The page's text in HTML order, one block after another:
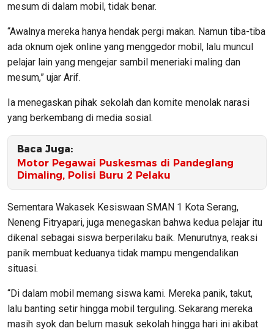
mesum di dalam mobil, tidak benar.
“Awalnya mereka hanya hendak pergi makan. Namun tiba-tiba
ada oknum ojek online yang menggedor mobil, lalu muncul
pelajar lain yang mengejar sambil meneriaki maling dan
mesum,” ujar Arif.
Ia menegaskan pihak sekolah dan komite menolak narasi
yang berkembang di media sosial.
Baca Juga:
Motor Pegawai Puskesmas di Pandeglang
Dimaling, Polisi Buru 2 Pelaku
Sementara Wakasek Kesiswaan SMAN 1 Kota Serang,
Neneng Fitryapari, juga menegaskan bahwa kedua pelajar itu
dikenal sebagai siswa berperilaku baik. Menurutnya, reaksi
panik membuat keduanya tidak mampu mengendalikan
situasi.
“Di dalam mobil memang siswa kami. Mereka panik, takut,
lalu banting setir hingga mobil terguling. Sekarang mereka
masih syok dan belum masuk sekolah hingga hari ini akibat